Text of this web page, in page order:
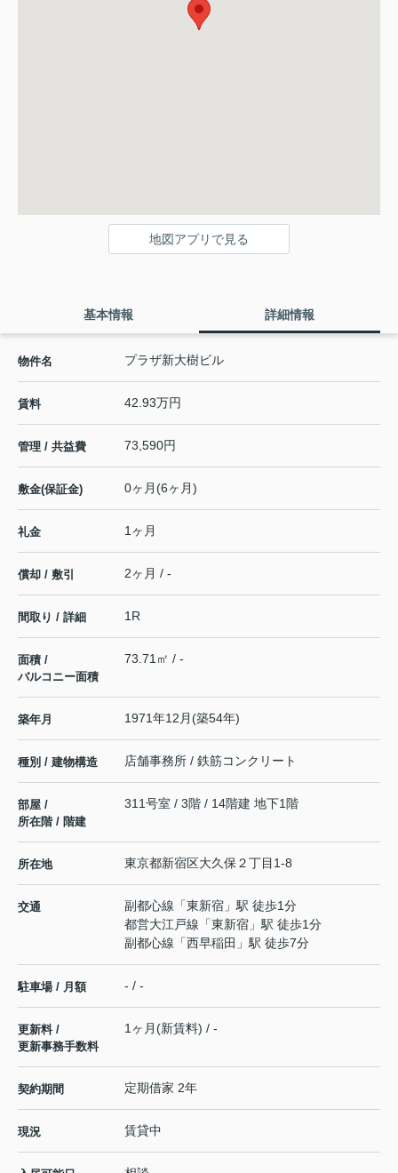
地図アプリで見る
基本情報 詳細情報
物件名 プラザ新大樹ビル
賃料 42.93万円
管理 / 共益費 73,590円
敷金(保証金) 0ヶ月(6ヶ月)
礼金 1ヶ月
償却 / 敷引 2ヶ月 / -
間取り / 詳細 1R
面積 /
バルコニー面積
73.71㎡ / -
築年月 1971年12月(築54年)
種別 / 建物構造 店舗事務所 / 鉄筋コンクリート
部屋 /
所在階 / 階建
311号室 / 3階 / 14階建 地下1階
所在地 東京都新宿区大久保 ２丁目1-8
交通 副都心線 「東新宿 」駅 徒歩1分
都営大江戸線 「東新宿 」駅 徒歩1分
副都心線 「西早稲田 」駅 徒歩7分
駐車場 / 月額 - / -
更新料 /
更新事務手数料
1ヶ月(新賃料) / -
契約期間 定期借家 2年
現況 賃貸中